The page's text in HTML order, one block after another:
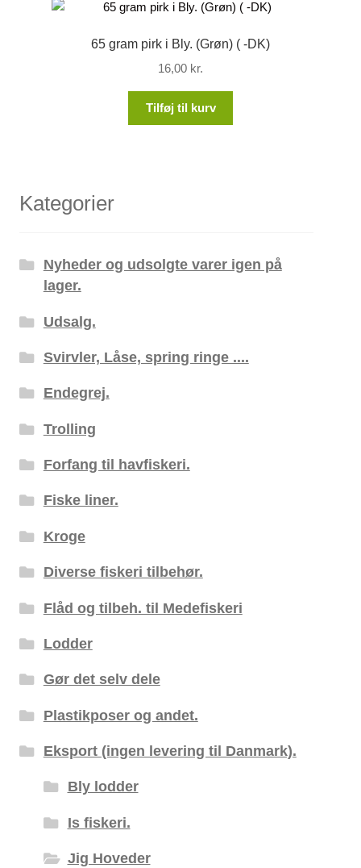
65 gram pirk i Bly. (Grøn) ( -DK)
16,00 kr.
Tilføj til kurv
Kategorier
Nyheder og udsolgte varer igen på
lager.
Udsalg.
Svirvler, Låse, spring ringe ....
Endegrej.
Trolling
Forfang til havfiskeri.
Fiske liner.
Kroge
Diverse fiskeri tilbehør.
Flåd og tilbeh. til Medefiskeri
Lodder
Gør det selv dele
Plastikposer og andet.
Eksport (ingen levering til Danmark).
Bly lodder
Is fiskeri.
Jig Hoveder